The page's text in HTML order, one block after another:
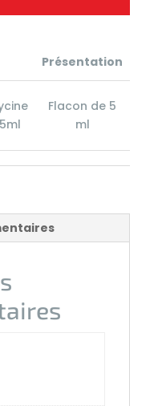
Présentation
Flacon de 5
ml